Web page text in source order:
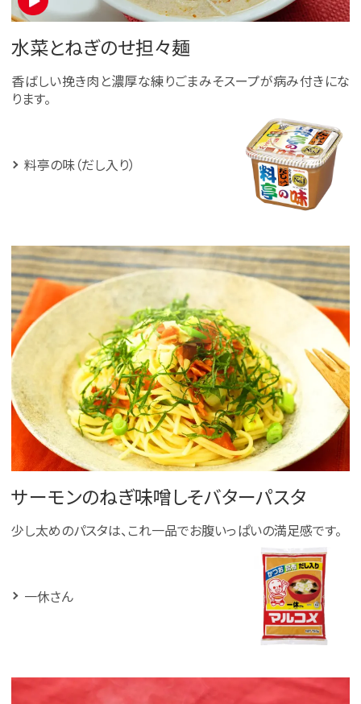
水菜とねぎのせ担々麺
香ばしい挽き肉と濃厚な練りごまみそスープが病み付きにな
ります。
料亭の味（だし入り）
サーモンのねぎ味噌しそバターパスタ
少し太めのパスタは、これ一品でお腹いっぱいの満足感です。
一休さん